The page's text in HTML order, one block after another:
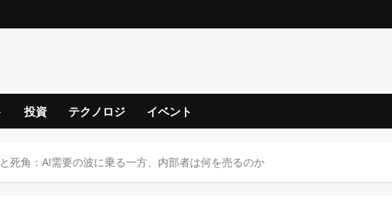
投資 テクノロジ イベント
死角：AI需要の波に乗る一方、内部者は何を売るのか